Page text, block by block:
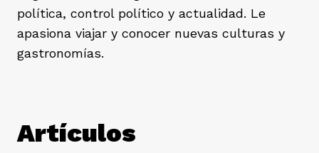
política, control político y actualidad. Le
apasiona viajar y conocer nuevas culturas y
gastronomías.
Artículos
equipo